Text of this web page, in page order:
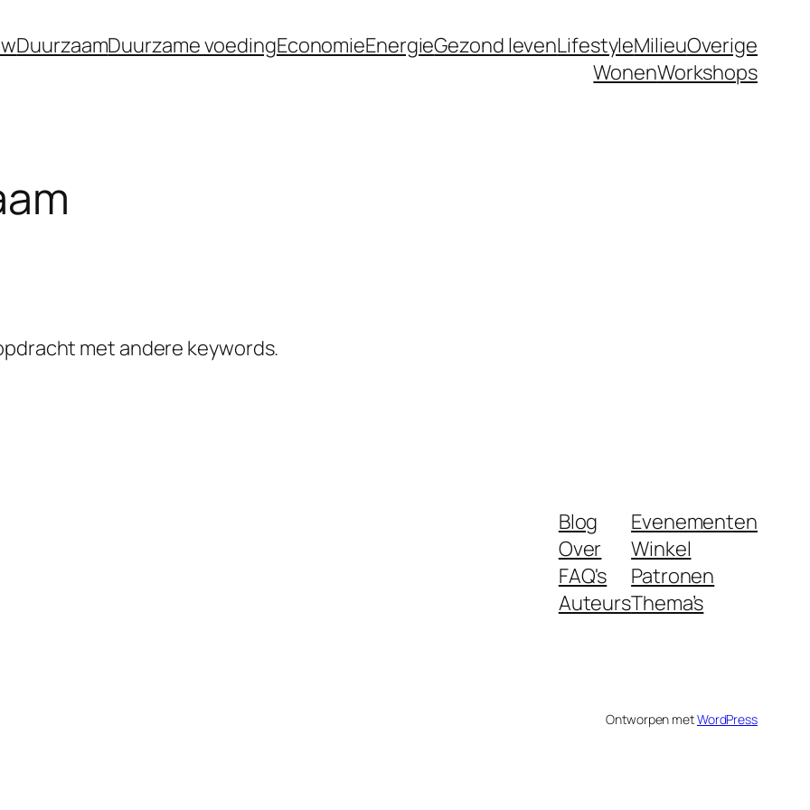
DuurzaamDuurzame voedingEconomieEnergieGezond levenLifestyleMilieuOverige
WonenWorkshops
met andere keywords.
Blog
Over
FAQ's
Auteurs
Evenementen
Winkel
Patronen
Thema’s
Ontworpen metWordPress